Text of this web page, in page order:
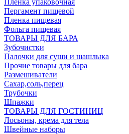
Пленка упаковочная
Пергамент пищевой
Пленка пищевая
Фольга пищевая
ТОВАРЫ ДЛЯ БАРА
Зубочистки
Палочки для суши и шашлыка
Прочие товары для бара
Размешиватели
Сахар,соль,перец
Трубочки
Шпажки
ТОВАРЫ ДЛЯ ГОСТИНИЦ
Лосьоны, крема для тела
Швейные наборы